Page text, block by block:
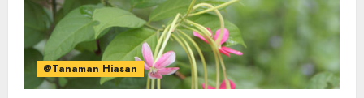
@Tanaman Hiasan